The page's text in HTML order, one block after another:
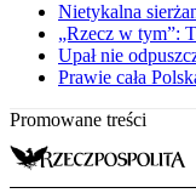
Nietykalna
„Rzecz w tym”:
Upał nie
Prawie cała
Promowane treści